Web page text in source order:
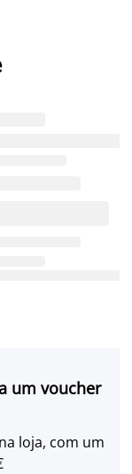
um voucher
loja, com um